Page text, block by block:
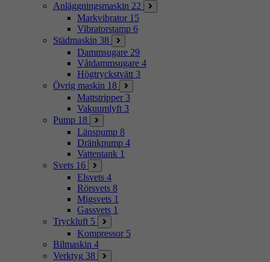
Anläggningsmaskin 22
Markvibrator 15
Vibratorstamp 6
Städmaskin 38
Dammsugare 29
Våtdammsugare 4
Högtryckstvätt 3
Övrig maskin 18
Mattstripper 3
Vakuumlyft 3
Pump 18
Länspump 8
Dränkpump 4
Vattentank 1
Svets 16
Elsvets 4
Rörsvets 8
Migsvets 1
Gassvets 1
Tryckluft 5
Kompressor 5
Bilmaskin 4
Verktyg 38